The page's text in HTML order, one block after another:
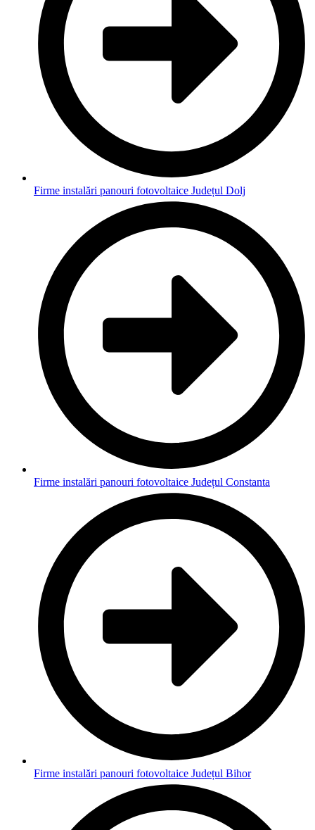
Firme instalări panouri fotovoltaice Județul Dolj
Firme instalări panouri fotovoltaice Județul Constanta
Firme instalări panouri fotovoltaice Județul Bihor